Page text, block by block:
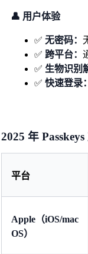
👤 用户体验
✅ 无密码：
✅ 跨平台：
✅ 生物识别
✅ 快速登录：
2025 年 Passkeys
平台
Apple（iOS/mac
OS）